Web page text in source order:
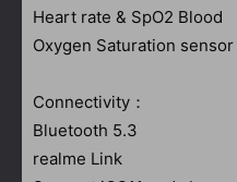
Heart rate & SpO2 Blood
Oxygen Saturation sensor
Connectivity：
Bluetooth 5.3
realme Link